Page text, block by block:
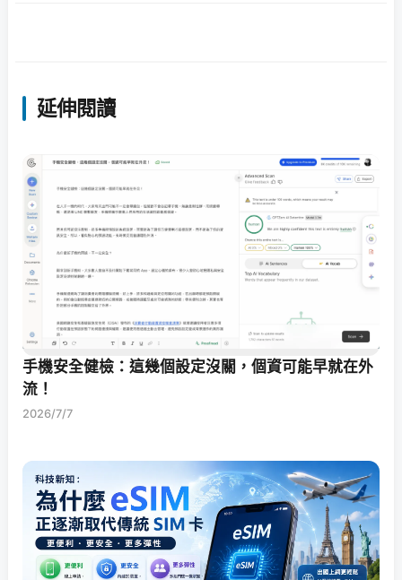
延伸閱讀
手機安全健檢：這幾個設定沒關，個資可能早就在外
流！
2026/7/7